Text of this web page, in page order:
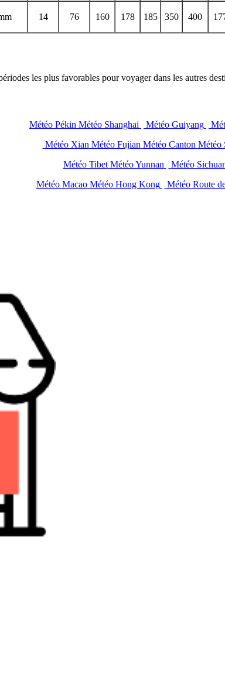
14 76 160 178 185 350 400
les plus favorables pour voyager dans les autres
Météo Pékin Météo Shanghai Météo Guiyang
Météo Xian Météo Fujian Météo Canton Météo
Météo Tibet Météo Yunnan
Météo
Météo Macao Météo Hong Kong Météo Route